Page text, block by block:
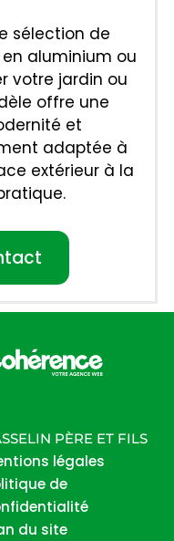
sélection de
aluminium ou
votre jardin ou
offre une
et
adaptée à
extérieur à la
PÈRE ET FILS
légales
de
du site